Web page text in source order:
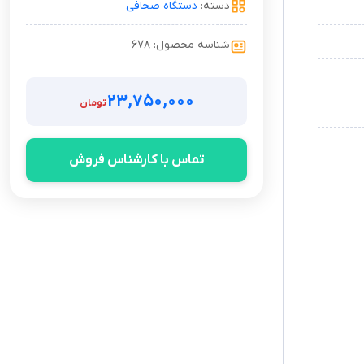
دسته: دستگاه صحافی
شناسه محصول: ۶۷۸
۲۳,۷۵۰,۰۰۰تومان
تماس با کارشناس فروش